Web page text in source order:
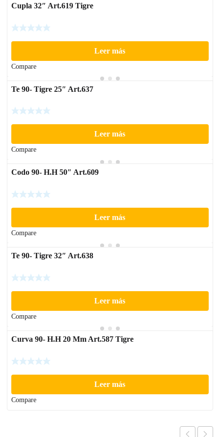
Cupla 32″ Art.619 Tigre
Leer más
Compare
Te 90- Tigre 25″ Art.637
Leer más
Compare
Codo 90- H.H 50″ Art.609
Leer más
Compare
Te 90- Tigre 32″ Art.638
Leer más
Compare
Curva 90- H.H 20 Mm Art.587 Tigre
Leer más
Compare